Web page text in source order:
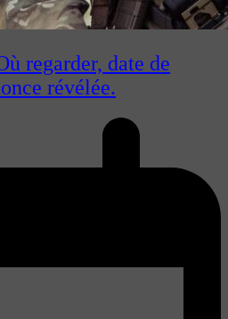
regarder, date de
révélée.